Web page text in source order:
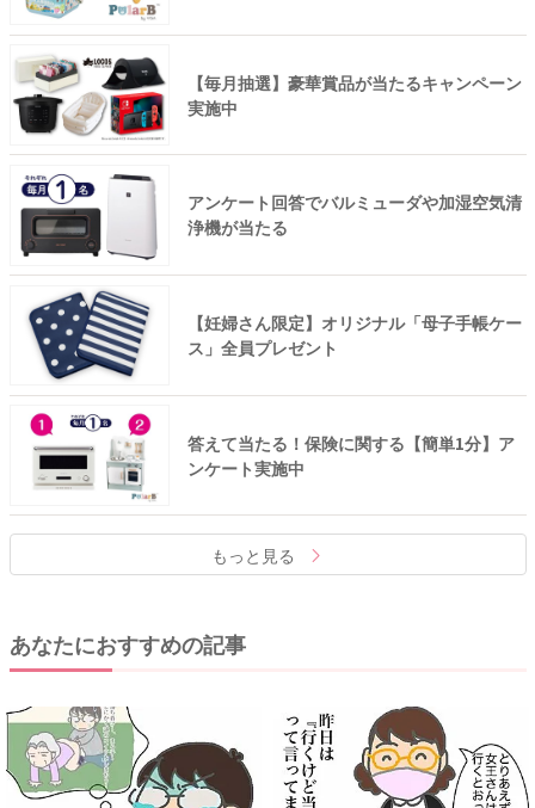
【毎月抽選】豪華賞品が当たるキャンペーン
実施中
アンケート回答でバルミューダや加湿空気清
浄機が当たる
【妊婦さん限定】オリジナル「母子手帳ケー
ス」全員プレゼント
答えて当たる！保険に関する【簡単1分】ア
ンケート実施中
もっと見る
あなたにおすすめの記事